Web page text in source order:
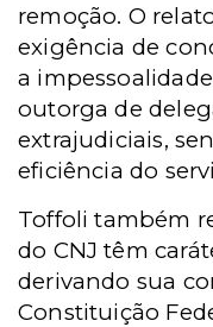
remoção. O
exigência de
a
outorga de
extrajudiciais,
eficiência do
Toffoli também
do CNJ têm
derivando sua
Constituição